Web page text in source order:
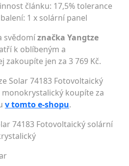
článku: 17,5% tolerance
1 x solární panel
svědomíznačka Yangtze
k oblíbeným a
zakoupíte jen za 3 769 Kč.
Solar 74183 Fotovoltaický
monokrystalický koupíte za
v tomto e-shopu.
74183 Fotovoltaický solární